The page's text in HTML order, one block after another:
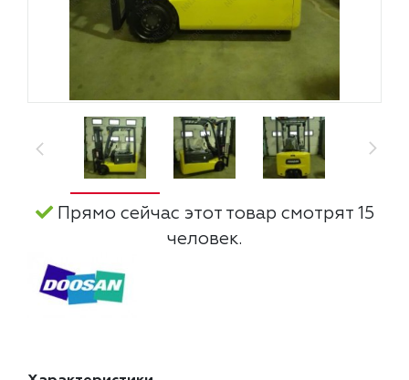
Прямо сейчас этот товар смотрят 15
человек.